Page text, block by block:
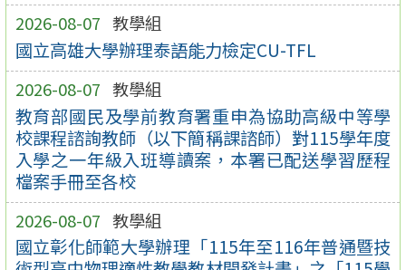
2026-08-07 教學組
國立高雄大學辦理泰語能力檢定CU-TFL
2026-08-07 教學組
教育部國民及學前教育署重申為協助高級中等學
校課程諮詢教師（以下簡稱課諮師）對115學年度
入學之一年級入班導讀案，本署已配送學習歷程
檔案手冊至各校
2026-08-07 教學組
國立彰化師範大學辦理「115年至116年普通暨技